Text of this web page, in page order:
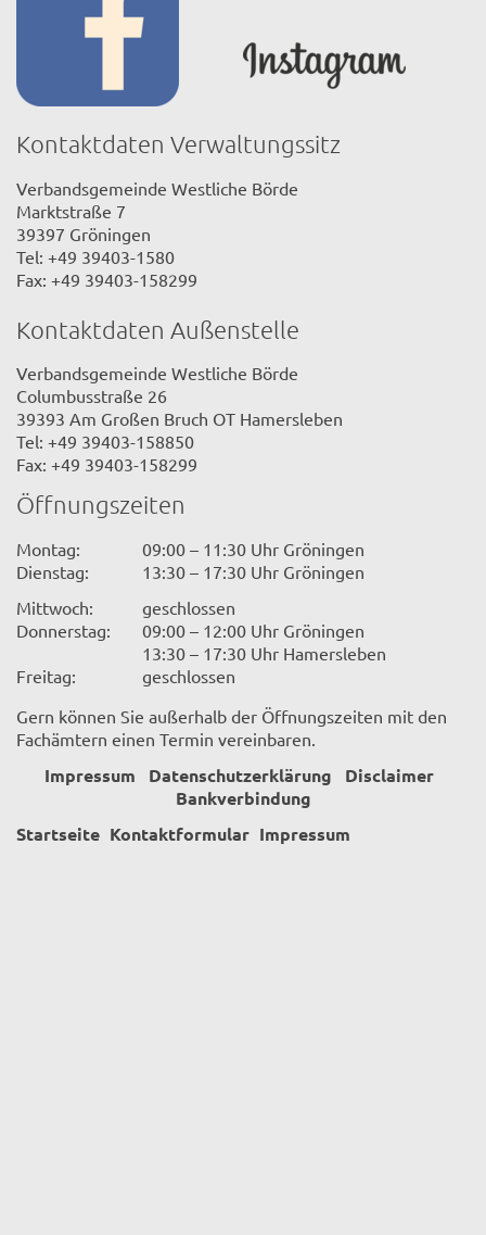
Kontaktdaten Verwaltungssitz
Verbandsgemeinde Westliche Börde
Marktstraße 7
39397 Gröningen
Tel: +49 39403-1580
Fax: +49 39403-158299
Kontaktdaten Außenstelle
Verbandsgemeinde Westliche Börde
Columbusstraße 26
39393 Am Großen Bruch OT Hamersleben
Tel: +49 39403-158850
Fax: +49 39403-158299
Öffnungszeiten
Montag:
09:00 – 11:30 Uhr Gröningen
Dienstag:
13:30 – 17:30 Uhr Gröningen
Mittwoch:
geschlossen
Donnerstag:
09:00 – 12:00 Uhr Gröningen
13:30 – 17:30 Uhr Hamersleben
Freitag:
geschlossen
Gern können Sie außerhalb der Öffnungszeiten mit den
Fachämtern einen Termin vereinbaren.
Impressum Datenschutzerklärung
Disclaimer
Bankverbindung
Startseite Kontaktformular Impressum